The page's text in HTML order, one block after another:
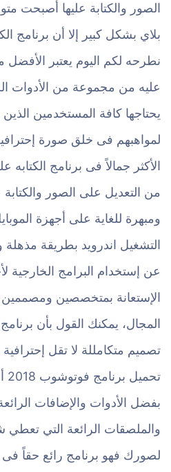
الصور والكتابة عليها أصبحت
بلاي بشكل كبير إلا أن برنامج
نطرحه لكم اليوم يعتبر الأفضل
عليه من مجموعة من الأدوات
يحتاجها كافة المستخدمين
لمواهبهم فى خلق صورة
الأكثر جمالاً فى برنامج
من التعديل على الصور
ومبهرة للغاية على أجهزة
التشغيل اندرويد بطريقة مذهلة
عن إستخدام البرامج الخارجية
الإستعانة بمتخصصين
المجال، يمكنك القول بأن
تصميم متكامللة لا تقل
بفضل الأدوات والإضافات
والملصقات الرائعة التي تعطي
لصورك فهو برنامج رائع حقاً فى